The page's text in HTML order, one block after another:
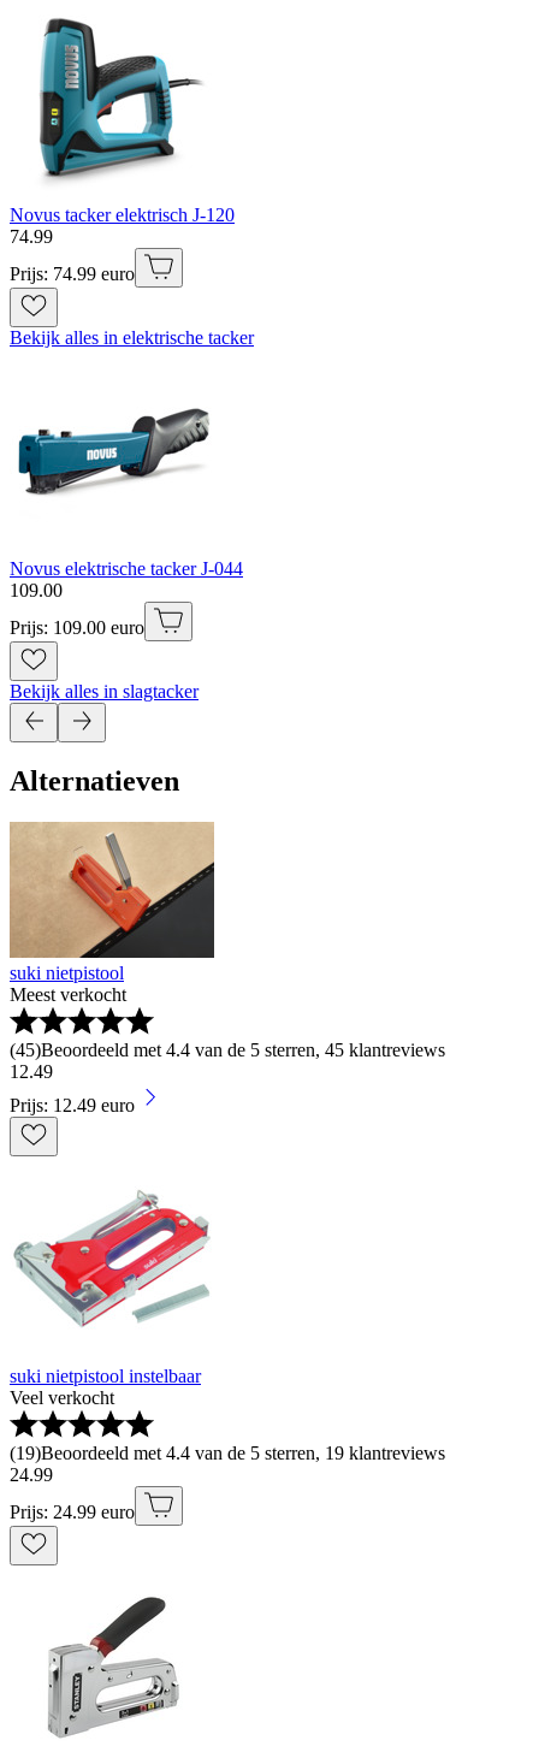
Novus tacker elektrisch J-120
74.99
Prijs: 74.99 euro
Bekijk alles in elektrische tacker
Novus elektrische tacker J-044
109.00
Prijs: 109.00 euro
Bekijk alles in slagtacker
Alternatieven
suki nietpistool
Meest verkocht
(45)Beoordeeld met 4.4 van de 5 sterren, 45 klantreviews
12.49
Prijs: 12.49 euro
suki nietpistool instelbaar
Veel verkocht
(19)Beoordeeld met 4.4 van de 5 sterren, 19 klantreviews
24.99
Prijs: 24.99 euro